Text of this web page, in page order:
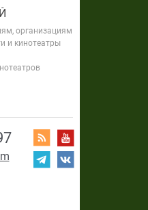
организациям
и кинотеатры